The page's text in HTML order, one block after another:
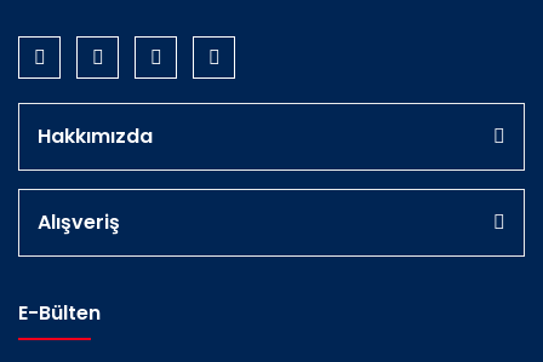
Hakkımızda
Alışveriş
E-Bülten